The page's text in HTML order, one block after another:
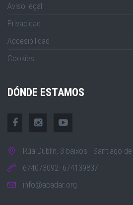
Aviso legal
Privacidad
Accesibilidad
Cookies
DÓNDE ESTAMOS
Rúa Dublín, 3 baixos - Santiago
674073092- 674139837
info@acadar.org